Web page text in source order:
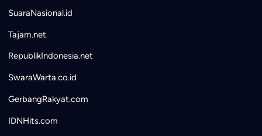
SuaraNasional.id
Tajam.net
RepublikIndonesia.net
SwaraWarta.co.id
GerbangRakyat.com
IDNHits.com